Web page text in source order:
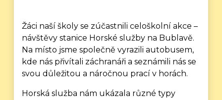
Žáci naší školy se zúčastnili celoškolní akce –
návštěvy stanice Horské služby na Bublavě.
Na místo jsme společně vyrazili autobusem,
kde nás přivítali záchranáři a seznámili nás se
svou důležitou a náročnou prací v horách.
Horská služba nám ukázala různé typy